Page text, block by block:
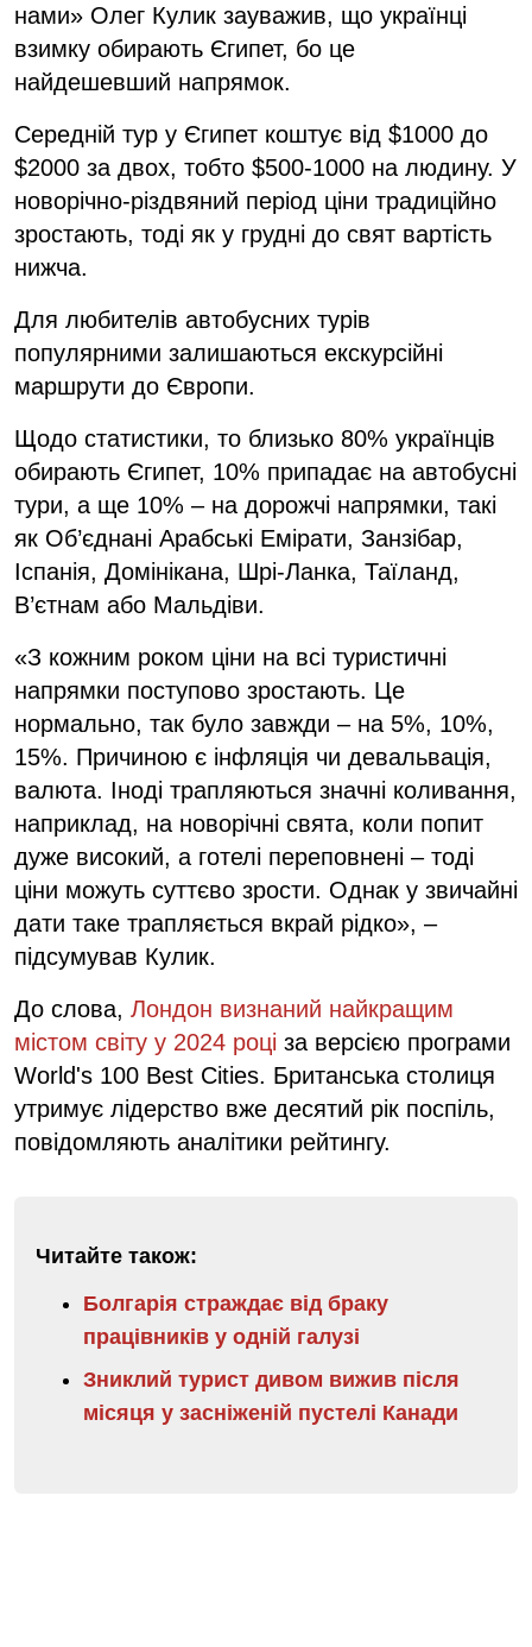
нами» Олег Кулик зауважив, що українці
взимку обирають Єгипет, бо це
найдешевший напрямок.
Середній тур у Єгипет коштує від $1000 до
$2000 за двох, тобто $500-1000 на людину. У
новорічно-різдвяний період ціни традиційно
зростають, тоді як у грудні до свят вартість
нижча.
Для любителів автобусних турів
популярними залишаються екскурсійні
маршрути до Європи.
Щодо статистики, то близько 80% українців
обирають Єгипет, 10% припадає на автобусні
тури, а ще 10% – на дорожчі напрямки, такі
як Об’єднані Арабські Емірати, Занзібар,
Іспанія, Домінікана, Шрі-Ланка, Таїланд,
В’єтнам або Мальдіви.
«З кожним роком ціни на всі туристичні
напрямки поступово зростають. Це
нормально, так було завжди – на 5%, 10%,
15%. Причиною є інфляція чи девальвація,
валюта. Іноді трапляються значні коливання,
наприклад, на новорічні свята, коли попит
дуже високий, а готелі переповнені – тоді
ціни можуть суттєво зрости. Однак у звичайні
дати таке трапляється вкрай рідко», –
підсумував Кулик.
До слова, Лондон визнаний найкращим
містом світу у 2024 році за версією програми
World's 100 Best Cities. Британська столиця
утримує лідерство вже десятий рік поспіль,
повідомляють аналітики рейтингу.
Читайте також:
Болгарія страждає від браку
працівників у одній галузі
Зниклий турист дивом вижив після
місяця у засніженій пустелі Канади